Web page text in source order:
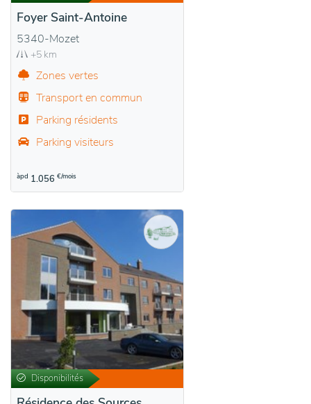
Foyer Saint-Antoine
5340-Mozet
+5 km
Zones vertes
Transport en commun
Parking résidents
Parking visiteurs
àpd 1.056 €/mois
Disponibilités